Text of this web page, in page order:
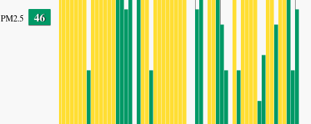
PM2.5 46